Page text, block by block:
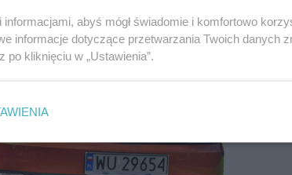
abyś mógł świadomie i komfortowo
informacje dotyczące przetwarzania Twoich danych
po kliknięciu w „Ustawienia”.